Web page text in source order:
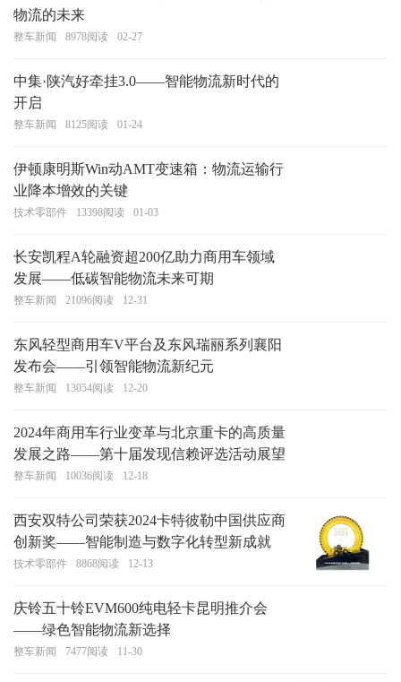
物流的未来
整车新闻 8978阅读 02-27
中集·陕汽好牵挂3.0——智能物流新时代的
开启
整车新闻 8125阅读 01-24
伊顿康明斯Win动AMT变速箱：物流运输行
业降本增效的关键
技术零部件 13398阅读 01-03
长安凯程A轮融资超200亿助力商用车领域
发展——低碳智能物流未来可期
整车新闻 21096阅读 12-31
东风轻型商用车V平台及东风瑞丽系列襄阳
发布会——引领智能物流新纪元
整车新闻 13054阅读 12-20
2024年商用车行业变革与北京重卡的高质量
发展之路——第十届发现信赖评选活动展望
整车新闻 10036阅读 12-18
西安双特公司荣获2024卡特彼勒中国供应商
创新奖——智能制造与数字化转型新成就
技术零部件 8868阅读 12-13
庆铃五十铃EVM600纯电轻卡昆明推介会
——绿色智能物流新选择
整车新闻 7477阅读 11-30